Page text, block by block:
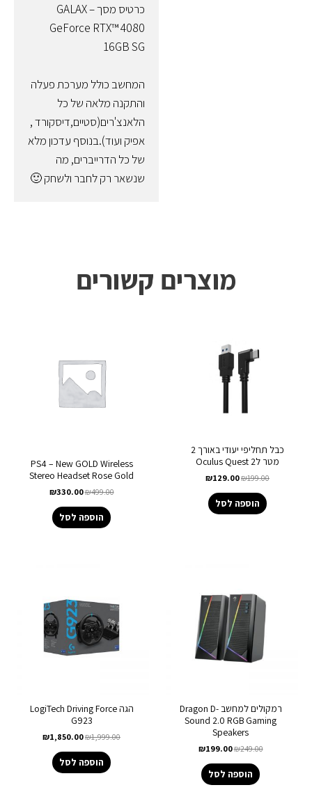
כרטיס מסך – GALAX
GeForce RTX™ 4080
16GB SG
המחשב כולל מערכת פעלה
והתקנה מלאה של כל
הלאנצ'רים(סטיים,דיסקורד ,
אפיק ועוד).בנוסף עדכון מלא
של כל הדרייברים, מה
שנשאר רק לחבר ולשחק 🙂
מוצרים קשורים
כבל תחליפי יעודי באורך 2
מטר לOculus Quest 2
₪199.00
₪129.00
הוספה לסל
PS4 – New GOLD Wireless
Stereo Headset Rose Gold
₪499.00
₪330.00
הוספה לסל
רמקולים למחשב Dragon D-
Sound 2.0 RGB Gaming
Speakers
₪249.00
₪199.00
הוספה לסל
הגה LogiTech Driving Force
G923
₪1,999.00
₪1,850.00
הוספה לסל